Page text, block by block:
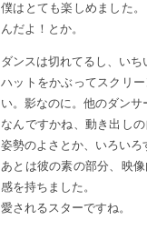
僕はとても楽しめました
んだよ！とか。
ダンスは切れてるし、いち
ハットをかぶってスクリ
い。影なのに。他のダンサ
なんですかね、動き出し
姿勢のよさとか、いろいろ
あとは彼の素の部分、映
感を持ちました。
愛されるスターですね。